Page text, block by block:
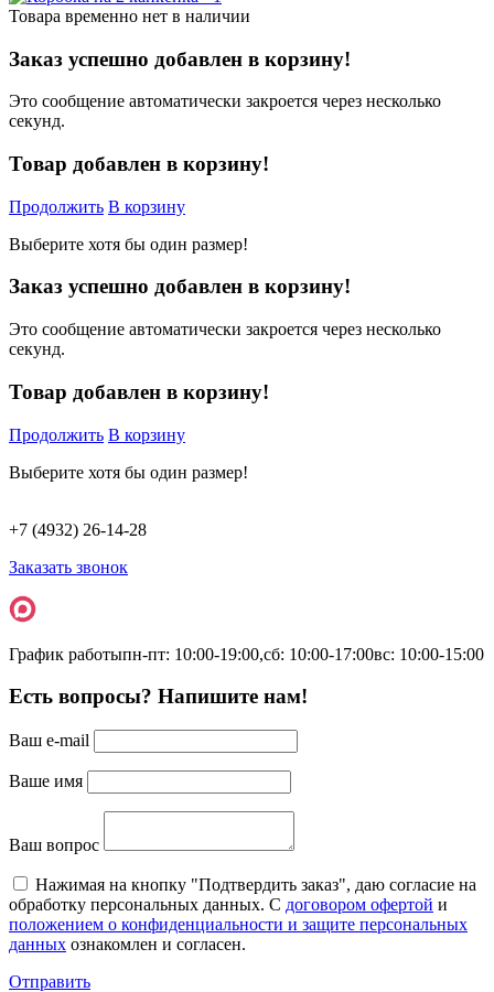
Товара временно нет в наличии
Заказ успешно добавлен в корзину!
Это сообщение автоматически закроется через несколько
секунд.
Товар добавлен в корзину!
Продолжить В корзину
Выберите хотя бы один размер!
Заказ успешно добавлен в корзину!
Это сообщение автоматически закроется через несколько
секунд.
Товар добавлен в корзину!
Продолжить В корзину
Выберите хотя бы один размер!
+7 (4932) 26-14-28
Заказать звонок
График работыпн-пт: 10:00-19:00,сб: 10:00-17:00вс: 10:00-15:00
Есть вопросы? Напишите нам!
Ваш e-mail
Ваше имя
Ваш вопрос
Нажимая на кнопку "Подтвердить заказ", даю согласие на
обработку персональных данных. С договором офертой и
положением о конфиденциальности и защите персональных
данных ознакомлен и согласен.
Отправить